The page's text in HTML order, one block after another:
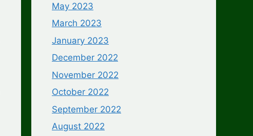
May 2023
March 2023
January 2023
December 2022
November 2022
October 2022
September 2022
August 2022